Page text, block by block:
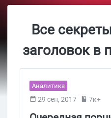
Все
заголовок в
Аналитика
29 сен, 2017 7к+